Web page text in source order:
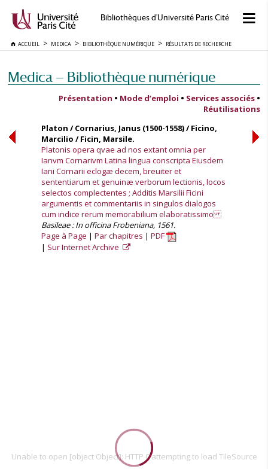
Bibliothèques d'Université Paris Cité
ACCUEIL MEDICA BIBLIOTHÈQUE NUMÉRIQUE RÉSULTATS DE RECHERCHE
Medica — Bibliothèque numérique
Présentation • Mode d’emploi • Services associés •
Réutilisations
Platon / Cornarius, Janus (1500-1558) / Ficino,
Marcilio / Ficin, Marsile.
Platonis opera qvae ad nos extant omnia per
Ianvm Cornarivm Latina lingua conscripta Eiusdem
Iani Cornarii eclogæ decem, breuiter et
sententiarum et genuinæ verborum lectionis, locos
selectos complectentes ; Additis Marsilii Ficini
argumentis et commentariis in singulos dialogos
cum indice rerum memorabilium elaboratissimo
Basileae : In officina Frobeniana, 1561.
Page à Page
Par chapitres
PDF
Sur Internet Archive
Unable to open [object Object]: HTTP 0 attempting to load TileSource